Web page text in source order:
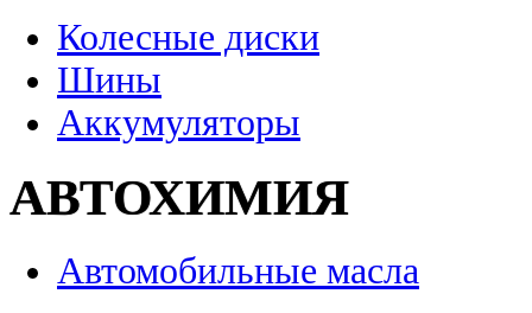
Колесные диски
Шины
Аккумуляторы
АВТОХИМИЯ
Автомобильные масла